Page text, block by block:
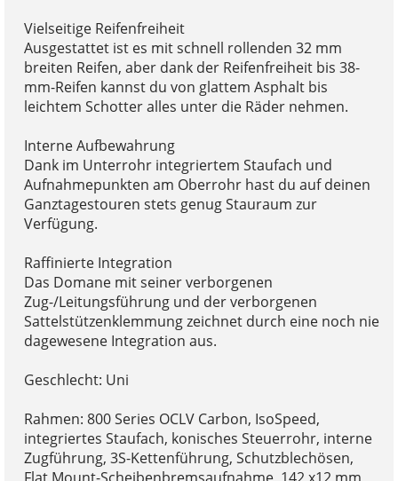
Vielseitige Reifenfreiheit
Ausgestattet ist es mit schnell rollenden 32 mm
breiten Reifen, aber dank der Reifenfreiheit bis 38-
mm-Reifen kannst du von glattem Asphalt bis
leichtem Schotter alles unter die Räder nehmen.
Interne Aufbewahrung
Dank im Unterrohr integriertem Staufach und
Aufnahmepunkten am Oberrohr hast du auf deinen
Ganztagestouren stets genug Stauraum zur
Verfügung.
Raffinierte Integration
Das Domane mit seiner verborgenen
Zug-/Leitungsführung und der verborgenen
Sattelstützenklemmung zeichnet durch eine noch nie
dagewesene Integration aus.
Geschlecht: Uni
Rahmen: 800 Series OCLV Carbon, IsoSpeed,
integriertes Staufach, konisches Steuerrohr, interne
Zugführung, 3S-Kettenführung, Schutzblechösen,